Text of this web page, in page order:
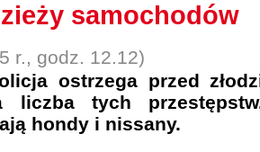
samochodów
r., godz. 12.12)
ostrzega przed
liczba tych
hondy i nissany.